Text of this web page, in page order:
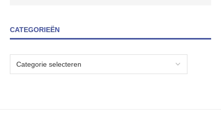
CATEGORIEËN